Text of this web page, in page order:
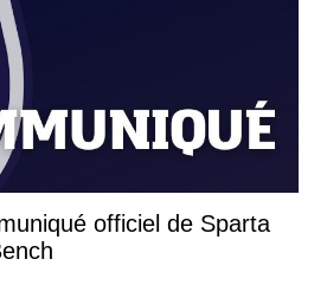
officiel de Sparta